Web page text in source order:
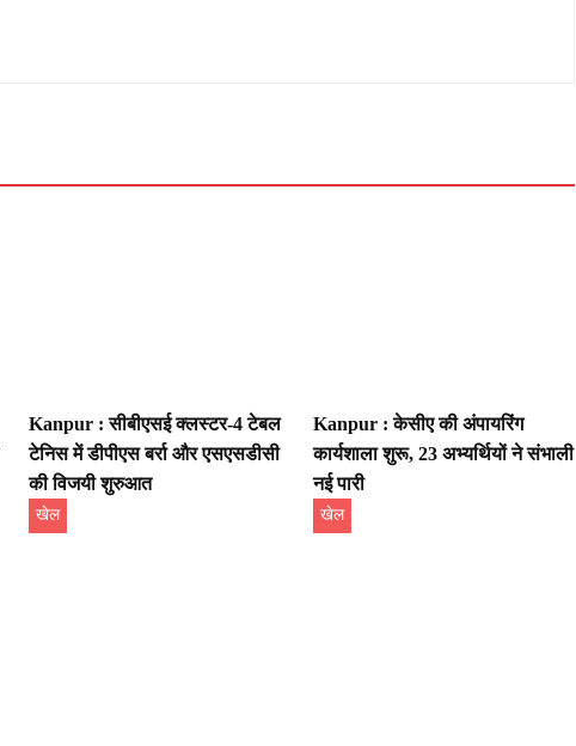
Kanpur : सीबीएसई क्लस्टर-4 टेबल
टेनिस में डीपीएस बर्रा और एसएसडीसी
की विजयी शुरुआत
खेल
Kanpur : केसीए की अंपायरिंग
कार्यशाला शुरू, 23 अभ्यर्थियों ने संभाली
नई पारी
खेल